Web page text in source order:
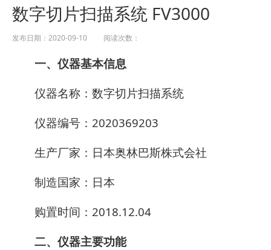
数字切片扫描系统 FV3000
发布日期：2020-09-10 阅读次数：
一、仪器基本信息
仪器名称：数字切片扫描系统
仪器编号：2020369203
生产厂家：日本奥林巴斯株式会社
制造国家：日本
购置时间：2018.12.04
二、仪器主要功能